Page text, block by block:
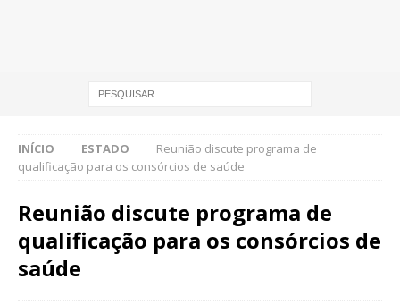
INÍCIO ESTADO
Reunião discute programa de
qualificação para os consórcios de saúde
Reunião discute programa de
qualificação para os consórcios de
saúde